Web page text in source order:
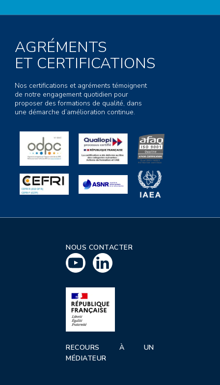
AGRÉMENTS
ET CERTIFICATIONS
Nos certifications et agréments témoignent
de notre engagement quotidien pour
proposer des formations de qualité, dans
une démarche d’amélioration continue.
NOUS CONTACTER
RECOURS À UN
MÉDIATEUR